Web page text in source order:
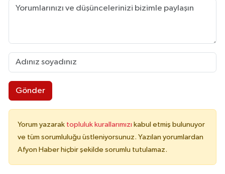
Gönder
Yorum yazarak topluluk kurallarımızı kabul etmiş bulunuyor
ve tüm sorumluluğu üstleniyorsunuz. Yazılan yorumlardan
Afyon Haber hiçbir şekilde sorumlu tutulamaz.